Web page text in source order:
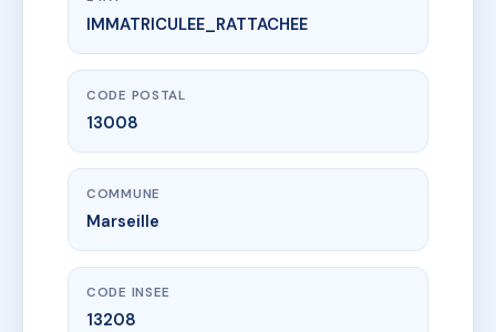
www.vme.plus/AD5983002
19 AV DE MAZARGUES
19 av de mazargues
IMMATRICULEE_RATTACHEE
CODE POSTAL
13008
COMMUNE
Marseille
CODE INSEE
13208